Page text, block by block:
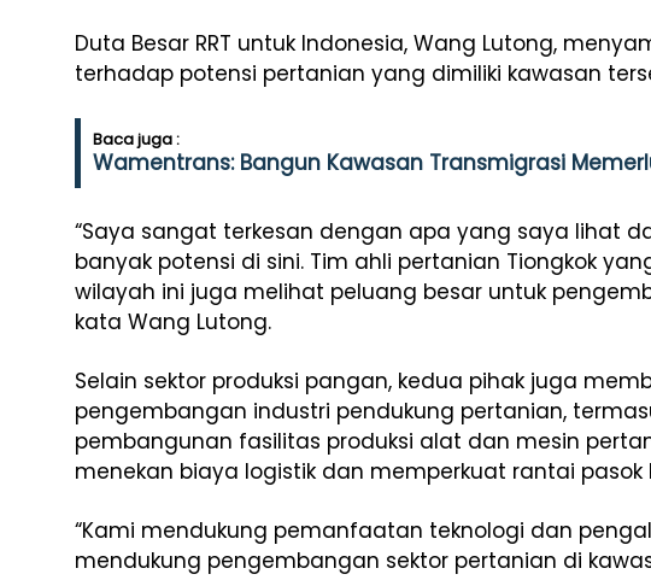
Duta Besar RRT untuk Indonesia, Wang Lutong,
terhadap potensi pertanian yang dimiliki kawasan
Baca juga :
Wamentrans: Bangun Kawasan Transmigrasi
“Saya sangat terkesan dengan apa yang saya lihat
banyak potensi di sini. Tim ahli pertanian Tiongkok
wilayah ini juga melihat peluang besar untuk
kata Wang Lutong.
Selain sektor produksi pangan, kedua pihak juga
pengembangan industri pendukung pertanian,
pembangunan fasilitas produksi alat dan mesin
menekan biaya logistik dan memperkuat rantai pasok
“Kami mendukung pemanfaatan teknologi dan
mendukung pengembangan sektor pertanian di